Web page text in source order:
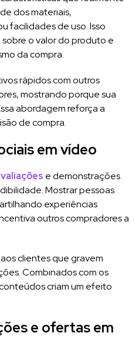
dos materiais,
facilidades de uso. Isso
o valor do produto e
da compra.
rápidos com outros
mostrando porque sua
abordagem reforça a
de compra.
em vídeo
e demonstrações
Mostrar pessoas
experiências
outros compradores a
clientes que gravem
Combinados com os
criam um efeito
e ofertas em